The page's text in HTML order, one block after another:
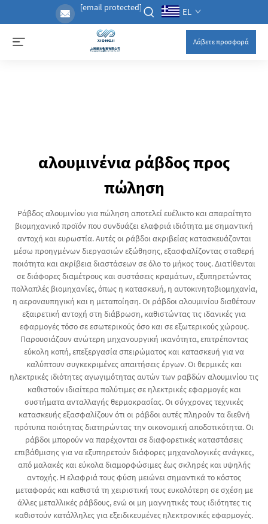
[email protected] EL
Λάβετε προσφορά
αλουμινένια ράβδος προς
πώληση
Ράβδος αλουμινίου για πώληση αποτελεί ευέλικτο και απαραίτητο
βιομηχανικό προϊόν που συνδυάζει ελαφριά ιδιότητα με σημαντική
αντοχή και ευρωστία. Αυτές οι ράβδοι ακριβείας κατασκευάζονται
μέσω προηγμένων διεργασιών εξώθησης, εξασφαλίζοντας σταθερή
ποιότητα και ακρίβεια διαστάσεων σε όλο το μήκος τους. Διατίθενται
σε διάφορες διαμέτρους και συστάσεις κραμάτων, εξυπηρετώντας
πολλαπλές βιομηχανίες, όπως η κατασκευή, η αυτοκινητοβιομηχανία,
η αεροναυπηγική και η μεταποίηση. Οι ράβδοι αλουμινίου διαθέτουν
εξαιρετική αντοχή στη διάβρωση, καθιστώντας τις ιδανικές για
εφαρμογές τόσο σε εσωτερικούς όσο και σε εξωτερικούς χώρους.
Παρουσιάζουν ανώτερη μηχανουργική ικανότητα, επιτρέποντας
εύκολη κοπή, επεξεργασία σπειρώματος και κατασκευή για να
καλύπτουν συγκεκριμένες απαιτήσεις έργων. Οι θερμικές και
ηλεκτρικές ιδιότητες αγωγιμότητας αυτών των ραβδών αλουμινίου τις
καθιστούν ιδιαίτερα πολύτιμες σε ηλεκτρικές εφαρμογές και
συστήματα ανταλλαγής θερμοκρασίας. Οι σύγχρονες τεχνικές
κατασκευής εξασφαλίζουν ότι οι ράβδοι αυτές πληρούν τα διεθνή
πρότυπα ποιότητας διατηρώντας την οικονομική αποδοτικότητα. Οι
ράβδοι μπορούν να παρέχονται σε διαφορετικές καταστάσεις
επιβάθμισης για να εξυπηρετούν διάφορες μηχανολογικές ανάγκες,
από μαλακές και εύκολα διαμορφώσιμες έως σκληρές και υψηλής
αντοχής. Η ελαφριά τους φύση μειώνει σημαντικά το κόστος
μεταφοράς και καθιστά τη χειριστική τους ευκολότερη σε σχέση με
άλλες μεταλλικές ράβδους, ενώ οι μη μαγνητικές τους ιδιότητες τις
καθιστούν κατάλληλες για εξειδικευμένες ηλεκτρονικές εφαρμογές.